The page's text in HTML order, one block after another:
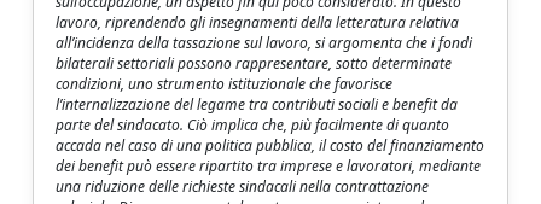
lavoro, riprendendo gli insegnamenti della letteratura relativa
all’incidenza della tassazione sul lavoro, si argomenta che i fondi
bilaterali settoriali possono rappresentare, sotto determinate
condizioni, uno strumento istituzionale che favorisce
l’internalizzazione del legame tra contributi sociali e benefit da
parte del sindacato. Ciò implica che, più facilmente di quanto
accada nel caso di una politica pubblica, il costo del finanziamento
dei benefit può essere ripartito tra imprese e lavoratori, mediante
una riduzione delle richieste sindacali nella contrattazione